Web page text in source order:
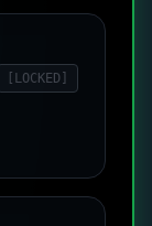
[LOCKED]